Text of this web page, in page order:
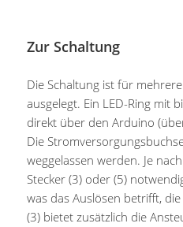
Zur Schaltung
Die Schaltung ist für
ausgelegt. Ein LED-Ring mit
direkt über den Arduino
Die
weggelassen werden. Je
Stecker (3) oder (5)
was das Auslösen betrifft,
(3) bietet zusätzlich die